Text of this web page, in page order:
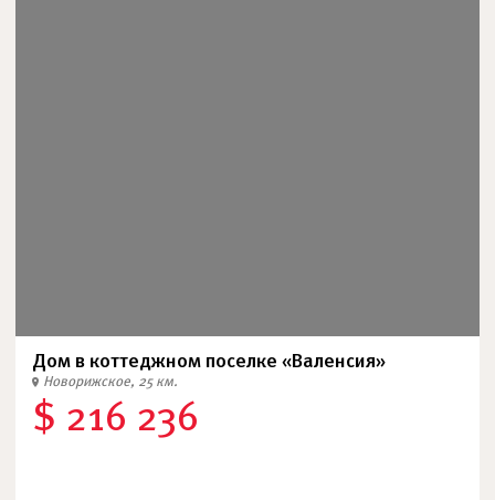
Дом в коттеджном поселке «Валенсия»
Новорижское, 25 км.
$ 216 236